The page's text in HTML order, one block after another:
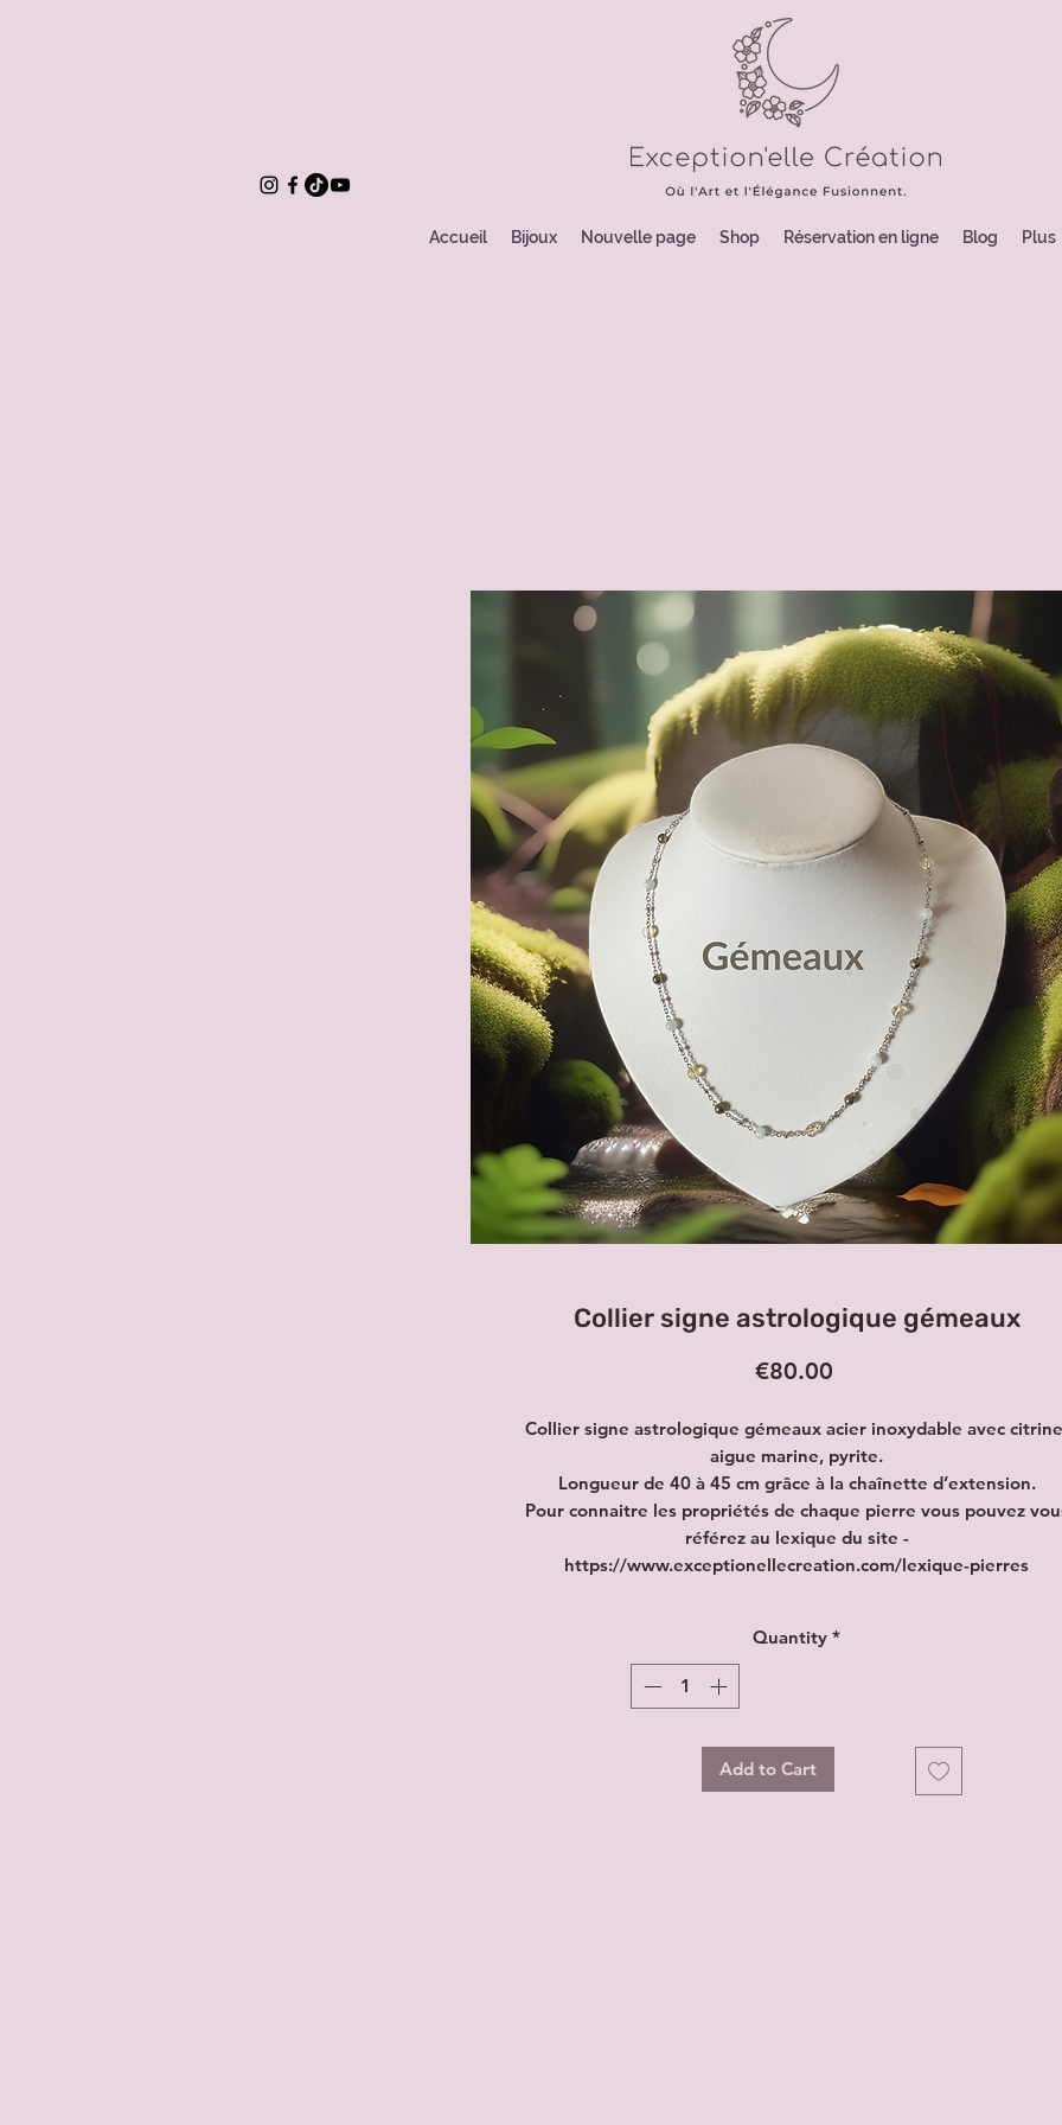
Accueil Bijoux Nouvelle page Shop Réservation en ligne Blog Plus
Collier signe astrologique gémeaux
€80.00Price
Collier signe astrologique gémeaux acier inoxydable avec
aigue marine, pyrite.
Longueur de 40 à 45 cm grâce à la chaînette d’extension.
Pour connaitre les propriétés de chaque pierre vous pouvez
référez au lexique du site -
https://www.exceptionellecreation.com/lexique-pierres
Quantity *
Add to Cart